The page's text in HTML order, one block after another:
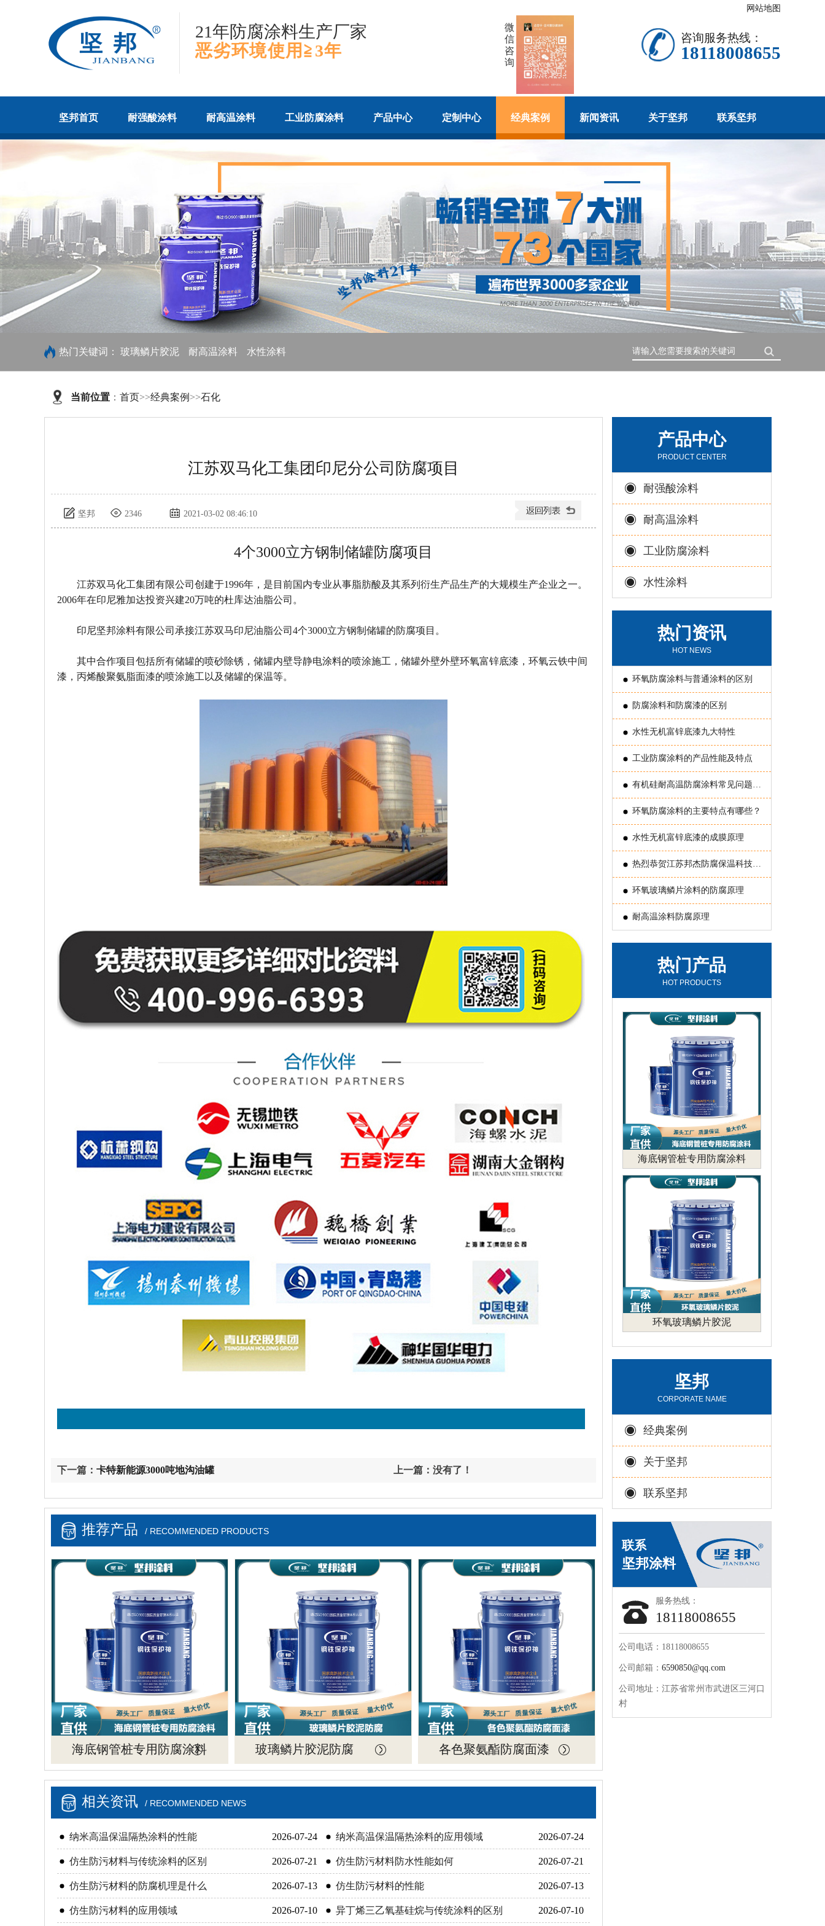
21年防腐涂料生产厂家
恶劣环境使用≧3年
微
信
咨
询
咨询服务热线：
18118008655
网站地图
坚邦首页 耐强酸涂料 耐高温涂料 工业防腐涂料 产品中心 定制中心 经典案例 新闻资讯 关于坚邦 联系坚邦
搜索
热门关键词： 玻璃鳞片胶泥 耐高温涂料 水性涂料
当前位置 ： 首页>>经典案例 >>石化
江苏双马化工集团印尼分公司防腐项目
坚邦 2346 2021-03-02 08:46:10
4个3000立方钢制储罐防腐项目
江苏双马化工集团有限公司创建于1996年，是目前国内专业从事脂肪酸及其系列衍生产品生产的大规模生产企业之一。
2006年在印尼雅加达投资兴建20万吨的杜库达油脂公司。
印尼坚邦涂料有限公司承接江苏双马印尼油脂公司4个3000立方钢制储罐的防腐项目。
其中合作项目包括所有储罐的喷砂除锈，储罐内壁导静电涂料的喷涂施工，储罐外壁外壁环氧富锌底漆，环氧云铁中间
漆，丙烯酸聚氨脂面漆的喷涂施工以及储罐的保温等。
上一篇：没有了！
下一篇： 卡特新能源3000吨地沟油罐
推荐产品 / RECOMMENDED PRODUCTS
海底钢管桩专用防腐涂料 玻璃鳞片胶泥防腐 各色聚氨酯防腐面漆
相关资讯 / RECOMMENDED NEWS
纳米高温保温隔热涂料的性能 2026-07-24 纳米高温保温隔热涂料的应用领域 2026-07-24
仿生防污材料与传统涂料的区别 2026-07-21 仿生防污材料防水性能如何 2026-07-21
仿生防污材料的防腐机理是什么 2026-07-13 仿生防污材料的性能 2026-07-13
仿生防污材料的应用领域 2026-07-10 异丁烯三乙氧基硅烷与传统涂料的区别 2026-07-10
产品中心
PRODUCT CENTER
耐强酸涂料
耐高温涂料
工业防腐涂料
水性涂料
热门资讯
HOT NEWS
环氧防腐涂料与普通涂料的区别
防腐涂料和防腐漆的区别
水性无机富锌底漆九大特性
工业防腐涂料的产品性能及特点
有机硅耐高温防腐涂料常见问题原
因分析
环氧防腐涂料的主要特点有哪些？
水性无机富锌底漆的成膜原理
热烈恭贺江苏邦杰防腐保温科技有
限公司 被评为常州国家国家新型涂
料高新技术产业化基地“骨干企业”
环氧玻璃鳞片涂料的防腐原理
耐高温涂料防腐原理
热门产品
HOT PRODUCTS
海底钢管桩专用防腐涂料
环氧玻璃鳞片胶泥
坚邦
CORPORATE NAME
经典案例
关于坚邦
联系坚邦
服务热线：
18118008655
公司电话：18118008655
公司邮箱： 6590850@qq.com
公司地址：江苏省常州市武进区三河口
村